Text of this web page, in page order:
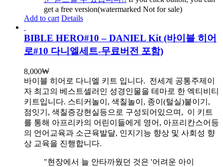
get a free version(watermarked Not for sale)
Add to cart Details
BIBLE HERO#10 – DANIEL Kit (바이블 히어
로#10 다니엘세트-무료버전 포함)
8,000₩
바이블 히어로 다니엘 키트 입니다. 전세계 공통주제이
자 최고의 베스트셀러인 성경인물을 테마로 한 엑티비티
키트입니다. 스티커놀이, 색칠놀이, 종이(털실)붙이기,
점잇기, 색칠증강현실등으로 구성되어있으며, 이 키트
를 통해 아프리카의 어린이들에게 영어, 아프리칸스어등
의 언어교육과 소근육발달, 인지기능 향상 및 사회성 향
상 교육을 진행합니다.
"현장에서 늘 안타까웠던 것은 '어려운 아이